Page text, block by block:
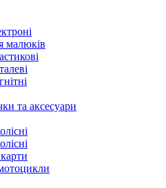
малюків
та аксесуари